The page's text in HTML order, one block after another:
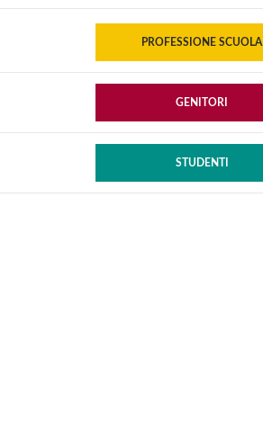
PROFESSIONE SCUOLA
GENITORI
STUDENTI